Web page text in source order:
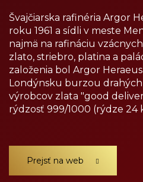
Švajčiarska rafinéria Argor
roku 1961 a sídli v meste
najmä na rafináciu
zlato, striebro, platina a
založenia bol Argor
Londýnsku burzou
výrobcov zlata "good
rýdzosť 999/1000 (rýdze 24
Prejsť na web